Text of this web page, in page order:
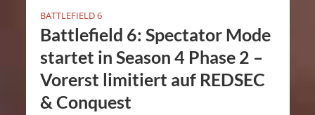
BATTLEFIELD 6
Battlefield 6: Spectator Mode
startet in Season 4 Phase 2 –
Vorerst limitiert auf REDSEC
& Conquest